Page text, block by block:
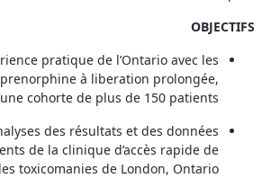
OBJECTIFS
pratique de l’Ontario avec les
à liberation prolongée,
cohorte de plus de 150 patients.
des résultats et des données
de la clinique d’accès rapide de
toxicomanies de London, Ontario.